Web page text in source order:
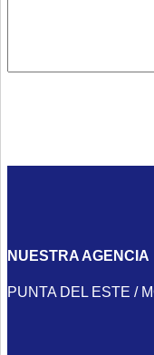
NUESTRA AGENCIA
PUNTA DEL ESTE /